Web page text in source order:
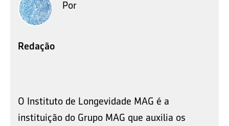
Por
Redação
O Instituto de Longevidade MAG é a
instituição do Grupo MAG que auxilia os